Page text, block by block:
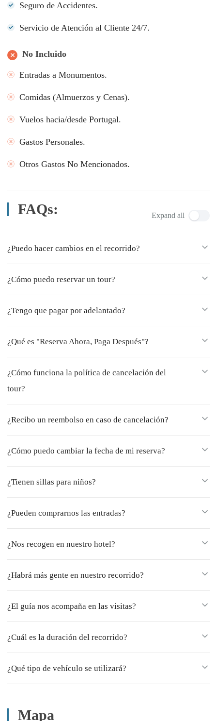
Seguro de Accidentes.
Servicio de Atención al Cliente 24/7.
No Incluido
Entradas a Monumentos.
Comidas (Almuerzos y Cenas).
Vuelos hacia/desde Portugal.
Gastos Personales.
Otros Gastos No Mencionados.
FAQs: Expand all
¿Puedo hacer cambios en el recorrido?
¿Cómo puedo reservar un tour?
¿Tengo que pagar por adelantado?
¿Qué es "Reserva Ahora, Paga Después"?
¿Cómo funciona la política de cancelación del
tour?
¿Recibo un reembolso en caso de cancelación?
¿Cómo puedo cambiar la fecha de mi reserva?
¿Tienen sillas para niños?
¿Pueden comprarnos las entradas?
¿Nos recogen en nuestro hotel?
¿Habrá más gente en nuestro recorrido?
¿El guía nos acompaña en las visitas?
¿Cuál es la duración del recorrido?
¿Qué tipo de vehículo se utilizará?
Mapa